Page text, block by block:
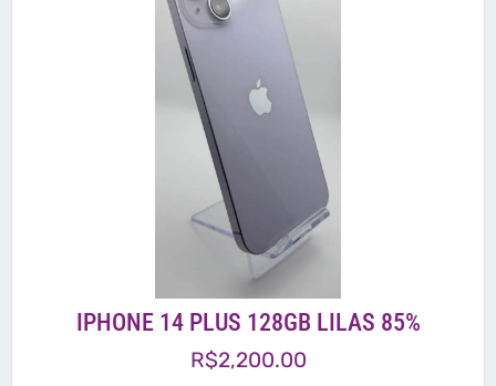
IPHONE 14 PLUS 128GB LILAS 85%
R$2,200.00